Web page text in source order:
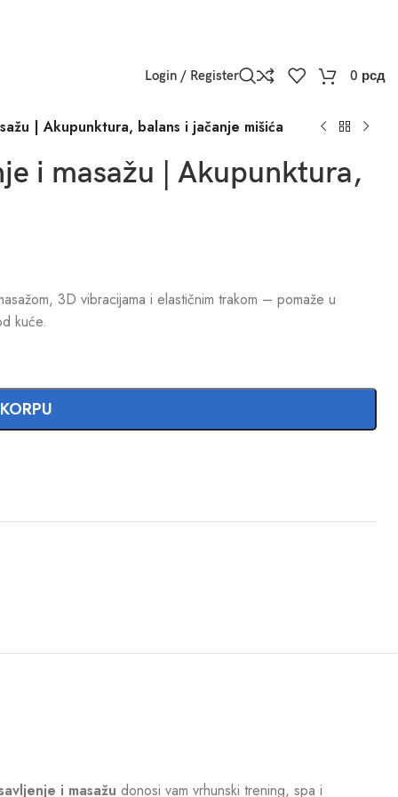
Login / Register 0 рсд
| Akupunktura, balans i jačanje mišića
i masažu | Akupunktura,
3D vibracijama i elastičnim trakom – pomaže u
kuće.
i masažu donosi vam vrhunski trening, spa i